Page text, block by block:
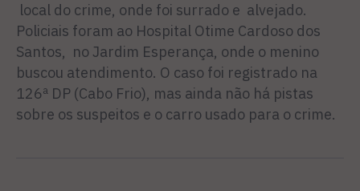
local do crime, onde foi surrado e alvejado.
Policiais foram ao Hospital Otime Cardoso dos
Santos, no Jardim Esperança, onde o menino
buscou atendimento. O caso foi registrado na
126ª DP (Cabo Frio), mas ainda não há pistas
sobre os suspeitos e o carro usado para o crime.